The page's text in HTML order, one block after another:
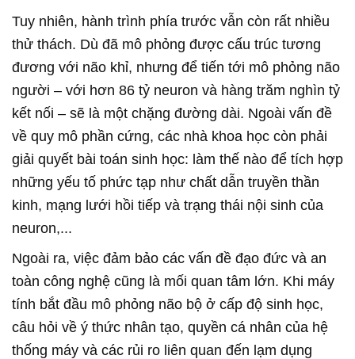
Tuy nhiên, hành trình phía trước vẫn còn rất nhiều
thử thách. Dù đã mô phỏng được cấu trúc tương
đương với não khỉ, nhưng để tiến tới mô phỏng não
người – với hơn 86 tỷ neuron và hàng trăm nghìn tỷ
kết nối – sẽ là một chặng đường dài. Ngoài vấn đề
về quy mô phần cứng, các nhà khoa học còn phải
giải quyết bài toán sinh học: làm thế nào để tích hợp
những yếu tố phức tạp như chất dẫn truyền thần
kinh, mạng lưới hồi tiếp và trạng thái nội sinh của
neuron,...
Ngoài ra, việc đảm bảo các vấn đề đạo đức và an
toàn công nghệ cũng là mối quan tâm lớn. Khi máy
tính bắt đầu mô phỏng não bộ ở cấp độ sinh học,
câu hỏi về ý thức nhân tạo, quyền cá nhân của hệ
thống máy và các rủi ro liên quan đến lạm dụng